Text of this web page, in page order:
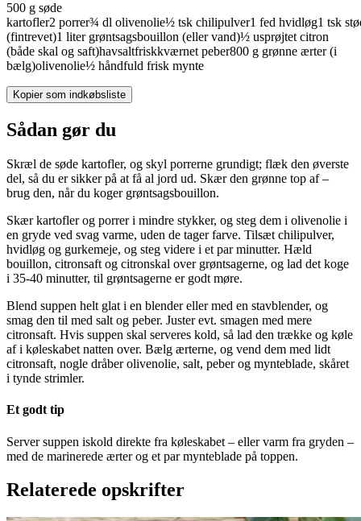
500 g søde
kartofler2 porrer¾ dl olivenolie½ tsk chilipulver1 fed hvidløg1 tsk
(fintrevet)1 liter grøntsagsbouillon (eller vand)½ usprøjtet citron
(både skal og saft)havsaltfriskkværnet peber800 g grønne ærter (i
bælg)olivenolie½ håndfuld frisk mynte
Kopier som indkøbsliste
Sådan gør du
Skræl de søde kartofler, og skyl porrerne grundigt; flæk den øverste
del, så du er sikker på at få al jord ud. Skær den grønne top af –
brug den, når du koger grøntsagsbouillon.
Skær kartofler og porrer i mindre stykker, og steg dem i olivenolie i
en gryde ved svag varme, uden de tager farve. Tilsæt chilipulver,
hvidløg og gurkemeje, og steg videre i et par minutter. Hæld
bouillon, citronsaft og citronskal over grøntsagerne, og lad det koge
i 35-40 minutter, til grøntsagerne er godt møre.
Blend suppen helt glat i en blender eller med en stavblender, og
smag den til med salt og peber. Juster evt. smagen med mere
citronsaft. Hvis suppen skal serveres kold, så lad den trække og køle
af i køleskabet natten over. Bælg ærterne, og vend dem med lidt
citronsaft, nogle dråber olivenolie, salt, peber og mynteblade, skåret
i tynde strimler.
Et godt tip
Server suppen iskold direkte fra køleskabet – eller varm fra gryden –
med de marinerede ærter og et par mynteblade på toppen.
Relaterede opskrifter